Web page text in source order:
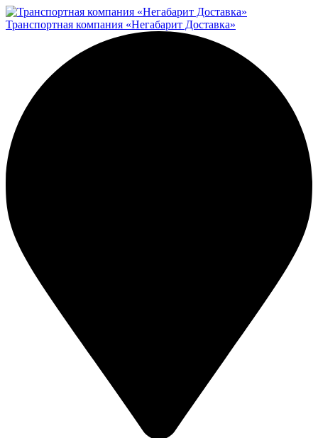
Транспортная компания «Негабарит Доставка»